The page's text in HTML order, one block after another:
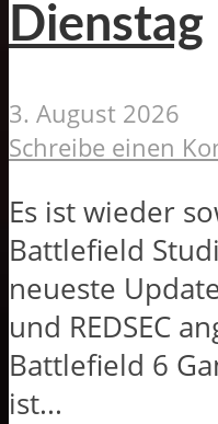
Dienstag
3. August 2026
Schreibe einen
Es ist wieder
Battlefield
neueste
und REDSEC
Battlefield 6
ist...